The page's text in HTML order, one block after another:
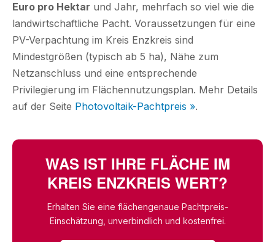
Euro pro Hektar und Jahr, mehrfach so viel wie die
landwirtschaftliche Pacht. Voraussetzungen für eine
PV-Verpachtung im Kreis Enzkreis sind
Mindestgrößen (typisch ab 5 ha), Nähe zum
Netzanschluss und eine entsprechende
Privilegierung im Flächennutzungsplan. Mehr Details
auf der Seite Photovoltaik-Pachtpreis ».
WAS IST IHRE FLÄCHE IM
KREIS ENZKREIS WERT?
Erhalten Sie eine flächengenaue Pachtpreis-
Einschätzung, unverbindlich und kostenfrei.